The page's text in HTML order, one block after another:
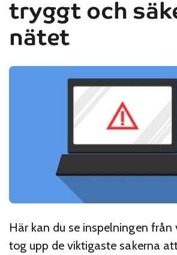
tryggt och
nätet
Här kan du se inspelningen
tog upp de viktigaste sakerna